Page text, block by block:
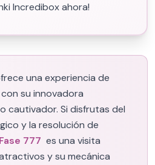
Incredibox ahora!
una experiencia de
su innovadora
cautivador. Si disfrutas del
y la resolución de
777 es una visita
y su mecánica